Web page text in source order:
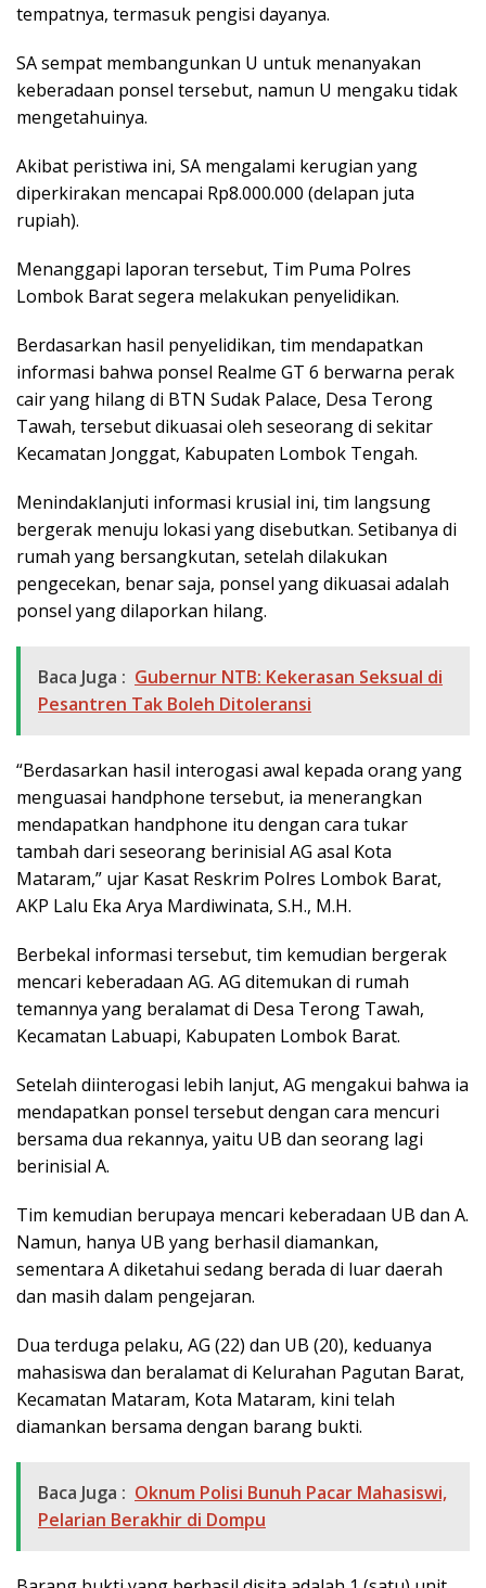
tempatnya, termasuk pengisi dayanya.
SA sempat membangunkan U untuk menanyakan
keberadaan ponsel tersebut, namun U mengaku tidak
mengetahuinya.
Akibat peristiwa ini, SA mengalami kerugian yang
diperkirakan mencapai Rp8.000.000 (delapan juta
rupiah).
Menanggapi laporan tersebut, Tim Puma Polres
Lombok Barat segera melakukan penyelidikan.
Berdasarkan hasil penyelidikan, tim mendapatkan
informasi bahwa ponsel Realme GT 6 berwarna perak
cair yang hilang di BTN Sudak Palace, Desa Terong
Tawah, tersebut dikuasai oleh seseorang di sekitar
Kecamatan Jonggat, Kabupaten Lombok Tengah.
Menindaklanjuti informasi krusial ini, tim langsung
bergerak menuju lokasi yang disebutkan. Setibanya di
rumah yang bersangkutan, setelah dilakukan
pengecekan, benar saja, ponsel yang dikuasai adalah
ponsel yang dilaporkan hilang.
Baca Juga : Gubernur NTB: Kekerasan Seksual di
Pesantren Tak Boleh Ditoleransi
“Berdasarkan hasil interogasi awal kepada orang yang
menguasai handphone tersebut, ia menerangkan
mendapatkan handphone itu dengan cara tukar
tambah dari seseorang berinisial AG asal Kota
Mataram,” ujar Kasat Reskrim Polres Lombok Barat,
AKP Lalu Eka Arya Mardiwinata, S.H., M.H.
Berbekal informasi tersebut, tim kemudian bergerak
mencari keberadaan AG. AG ditemukan di rumah
temannya yang beralamat di Desa Terong Tawah,
Kecamatan Labuapi, Kabupaten Lombok Barat.
Setelah diinterogasi lebih lanjut, AG mengakui bahwa ia
mendapatkan ponsel tersebut dengan cara mencuri
bersama dua rekannya, yaitu UB dan seorang lagi
berinisial A.
Tim kemudian berupaya mencari keberadaan UB dan A.
Namun, hanya UB yang berhasil diamankan,
sementara A diketahui sedang berada di luar daerah
dan masih dalam pengejaran.
Dua terduga pelaku, AG (22) dan UB (20), keduanya
mahasiswa dan beralamat di Kelurahan Pagutan Barat,
Kecamatan Mataram, Kota Mataram, kini telah
diamankan bersama dengan barang bukti.
Baca Juga : Oknum Polisi Bunuh Pacar Mahasiswi,
Pelarian Berakhir di Dompu